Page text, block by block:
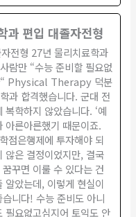
과 편입 대졸자전형
전형 27년 물리치료학과
람만 “수능 준비할 필요없
“ Physical Therapy 덕분
과 합격했습니다. 군대 전
복학하지 않았습니다. ‘예
아른아른했기 때문이죠.
점은행제에 투자해야 되
않은 결정이었지만, 결국
꾸면 이룰 수 있다는 건
알았는데, 이렇게 현실이
니다! 수능 준비도 아니
필요없고심지어 토익도 안